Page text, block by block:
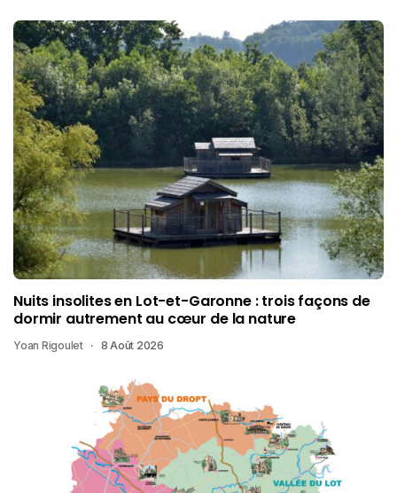
Nuits insolites en Lot-et-Garonne : trois façons de
dormir autrement au cœur de la nature
Yoan Rigoulet 8 Août 2026